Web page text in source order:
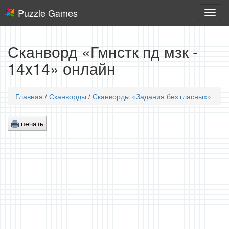
игры
Puzzle Games
Сканворд «Гмнстк пд мзк -
14x14» онлайн
Главная / Сканворды / Сканворды «Задания без гласных»
печать